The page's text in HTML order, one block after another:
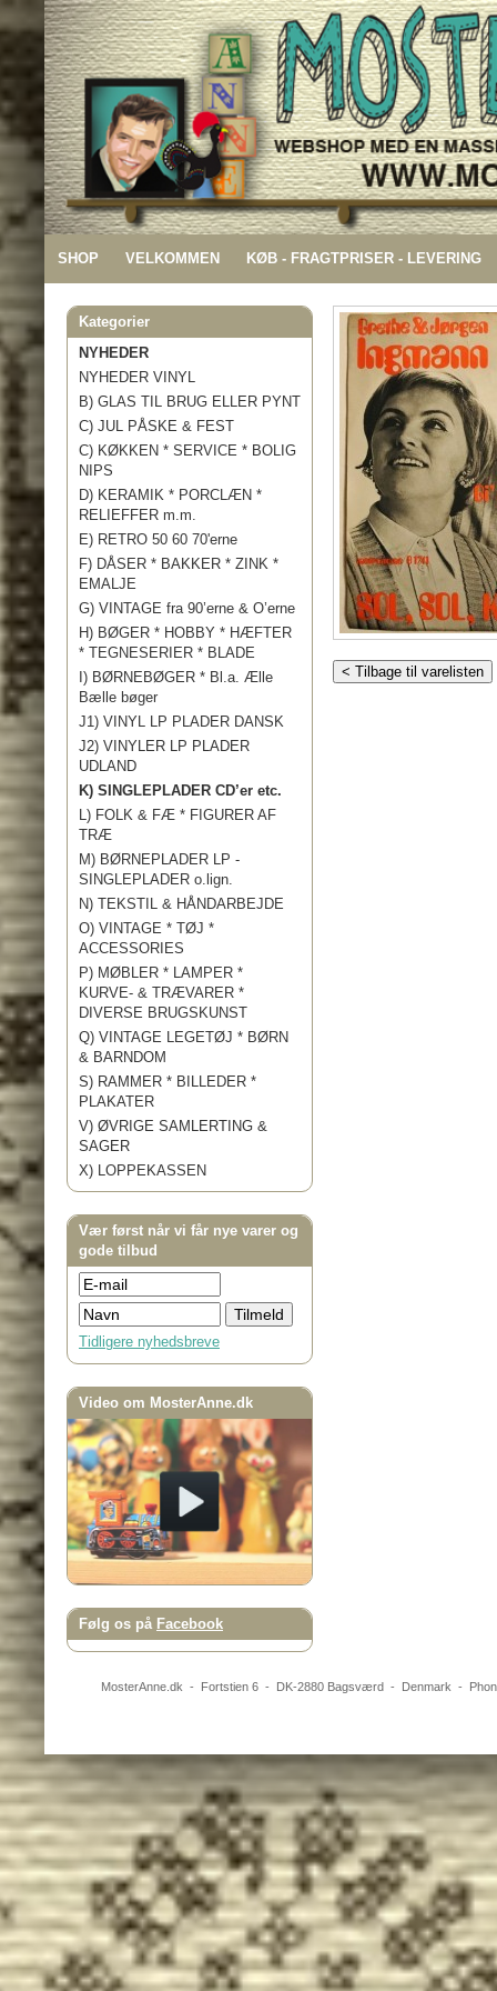
SHOP VELKOMMEN KØB - FRAGTPRISER - LEVERING
Kategorier
NYHEDER
NYHEDER VINYL
B) GLAS TIL BRUG ELLER PYNT
C) JUL PÅSKE & FEST
C) KØKKEN * SERVICE * BOLIG
NIPS
D) KERAMIK * PORCLÆN *
RELIEFFER m.m.
E) RETRO 50 60 70'erne
F) DÅSER * BAKKER * ZINK *
EMALJE
G) VINTAGE fra 90’erne & O’erne
H) BØGER * HOBBY * HÆFTER
* TEGNESERIER * BLADE
I) BØRNEBØGER * Bl.a. Ælle
Bælle bøger
J1) VINYL LP PLADER DANSK
J2) VINYLER LP PLADER
UDLAND
K) SINGLEPLADER CD’er etc.
L) FOLK & FÆ * FIGURER AF
TRÆ
M) BØRNEPLADER LP -
SINGLEPLADER o.lign.
N) TEKSTIL & HÅNDARBEJDE
O) VINTAGE * TØJ *
ACCESSORIES
P) MØBLER * LAMPER *
KURVE- & TRÆVARER *
DIVERSE BRUGSKUNST
Q) VINTAGE LEGETØJ * BØRN
& BARNDOM
S) RAMMER * BILLEDER *
PLAKATER
V) ØVRIGE SAMLERTING &
SAGER
X) LOPPEKASSEN
Vær først når vi får nye varer og
gode tilbud
Tidligere nyhedsbreve
Video om MosterAnne.dk
Følg os på Facebook
< Tilbage til varelisten
MosterAnne.dk - Fortstien 6- DK-2880 Bagsværd- Denmark -